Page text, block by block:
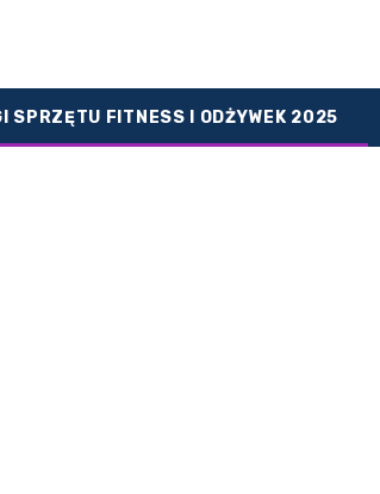
SPRZĘTU FITNESS I ODŻYWEK 2025